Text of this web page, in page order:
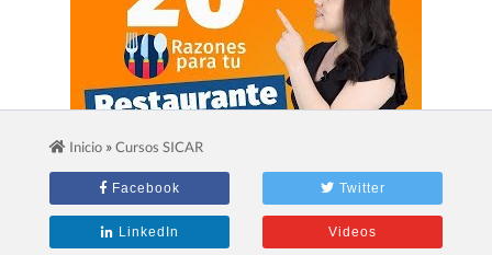
2.- 20 Razones Para USAR SICAR en
tu RESTAURANTE
Inicio »Cursos SICAR
Facebook Twitter
LinkedIn Videos